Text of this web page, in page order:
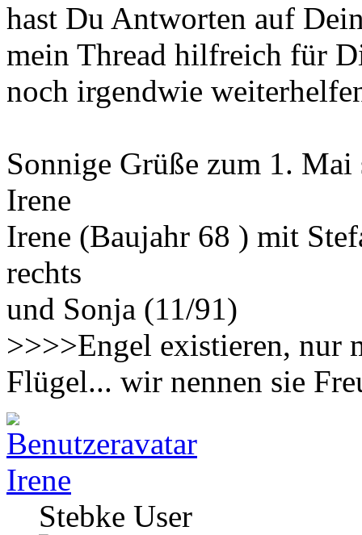
hast Du Antworten auf
mein Thread hilfreich für
noch irgendwie
Sonnige Grüße zum 1. Mai
Irene
Irene (Baujahr 68 ) mit
rechts
und Sonja (11/91)
>>>>Engel existieren, nur
Flügel... wir nennen sie
Irene
Stebke User